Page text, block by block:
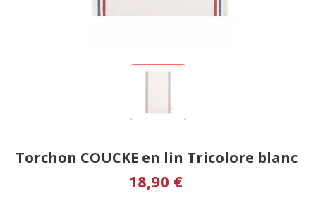
Torchon COUCKE en lin Tricolore blanc
18,90 €